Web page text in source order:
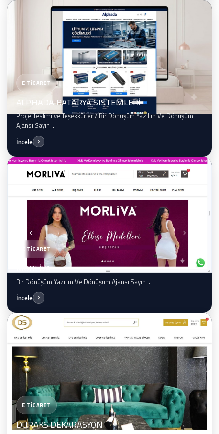
E TİCARET
ALPHADA BATARYA SISTEMLERİ
Proje Teslimi ve Teşekkürler / Bir Dönüşüm Yazılım Ve Dönüşüm
Ajansı Sayın ...
İncele
E TİCARET
MORLİVA
Bir Dönüşüm Yazılım Ve Dönüşüm Ajansı Sayın ...
İncele
E TİCARET
DURAKS DEKARASYON